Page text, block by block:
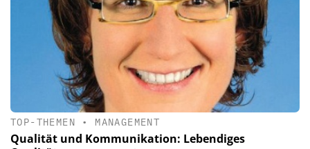
TOP-THEMEN • MANAGEMENT
Qualität und Kommunikation: Lebendiges